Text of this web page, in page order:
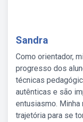
Sandra
Como orientador,
progresso dos
técnicas
autênticas e são
entusiasmo.
trajetória para se